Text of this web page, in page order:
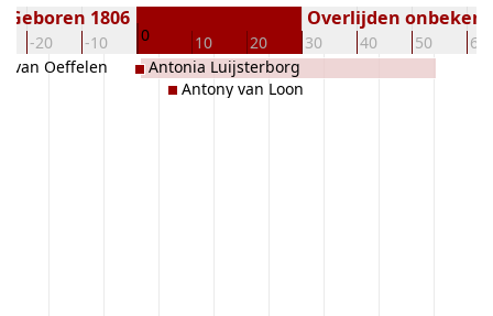
-20 -10 0 10 20 30 40 50 60
Geboren 1806 Overlijden
van Oeffelen
Antonia Luijsterborg
Antony van Loon